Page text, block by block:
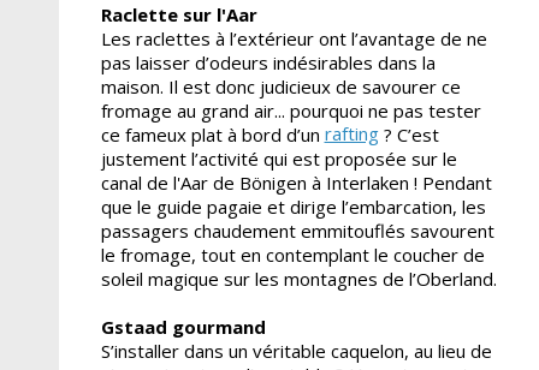
Raclette sur l'Aar
Les raclettes à l’extérieur ont l’avantage de ne
pas laisser d’odeurs indésirables dans la
maison. Il est donc judicieux de savourer ce
fromage au grand air... pourquoi ne pas tester
ce fameux plat à bord d’un rafting? C’est
justement l’activité qui est proposée sur le
canal de l'Aar de Bönigen à Interlaken ! Pendant
que le guide pagaie et dirige l’embarcation, les
passagers chaudement emmitouflés savourent
le fromage, tout en contemplant le coucher de
soleil magique sur les montagnes de l’Oberland.
Gstaad gourmand
S’installer dans un véritable caquelon, au lieu de